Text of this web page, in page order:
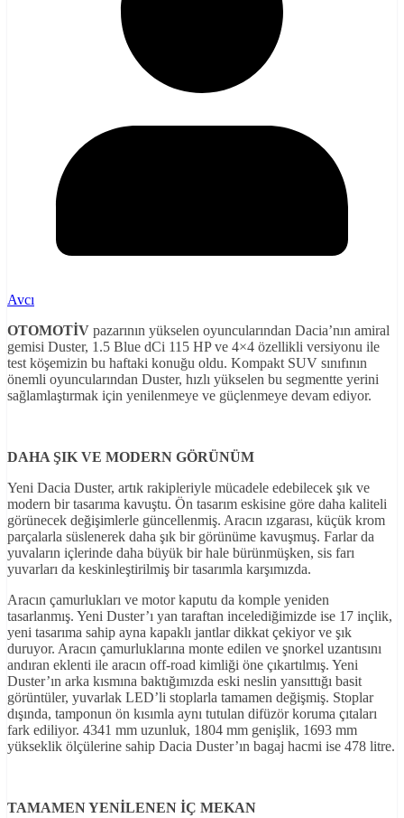
Avcı
OTOMOTİV pazarının yükselen oyuncularından Dacia’nın amiral
gemisi Duster, 1.5 Blue dCi 115 HP ve 4×4 özellikli versiyonu ile
test köşemizin bu haftaki konuğu oldu. Kompakt SUV sınıfının
önemli oyuncularından Duster, hızlı yükselen bu segmentte yerini
sağlamlaştırmak için yenilenmeye ve güçlenmeye devam ediyor.
DAHA ŞIK VE MODERN GÖRÜNÜM
Yeni Dacia Duster, artık rakipleriyle mücadele edebilecek şık ve
modern bir tasarıma kavuştu. Ön tasarım eskisine göre daha kaliteli
görünecek değişimlerle güncellenmiş. Aracın ızgarası, küçük krom
parçalarla süslenerek daha şık bir görünüme kavuşmuş. Farlar da
yuvaların içlerinde daha büyük bir hale bürünmüşken, sis farı
yuvarları da keskinleştirilmiş bir tasarımla karşımızda.
Aracın çamurlukları ve motor kaputu da komple yeniden
tasarlanmış. Yeni Duster’ı yan taraftan incelediğimizde ise 17 inçlik,
yeni tasarıma sahip ayna kapaklı jantlar dikkat çekiyor ve şık
duruyor. Aracın çamurluklarına monte edilen ve şnorkel uzantısını
andıran eklenti ile aracın off-road kimliği öne çıkartılmış. Yeni
Duster’ın arka kısmına baktığımızda eski neslin yansıttığı basit
görüntüler, yuvarlak LED’li stoplarla tamamen değişmiş. Stoplar
dışında, tamponun ön kısımla aynı tutulan difüzör koruma çıtaları
fark ediliyor. 4341 mm uzunluk, 1804 mm genişlik, 1693 mm
yükseklik ölçülerine sahip Dacia Duster’ın bagaj hacmi ise 478 litre.
TAMAMEN YENİLENEN İÇ MEKAN